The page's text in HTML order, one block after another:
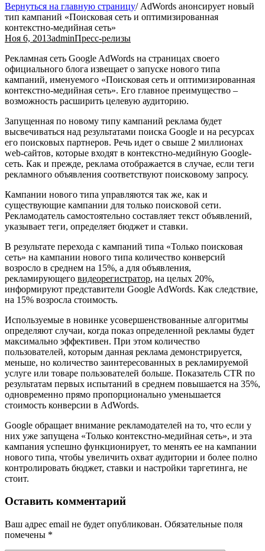
Вернуться на главную страницу/AdWords анонсирует новый
тип кампаний «Поисковая сеть и оптимизированная
контекстно-медийная сеть»
Ноя 6, 2013adminПресс-релизы
Рекламная сеть Google AdWords на страницах своего
официального блога извещает о запуске нового типа
кампаний, именуемого «Поисковая сеть и оптимизированная
контекстно-медийная сеть». Его главное преимущество –
возможность расширить целевую аудиторию.
Запущенная по новому типу кампаний реклама будет
высвечиваться над результатами поиска Google и на ресурсах
его поисковых партнеров. Речь идет о свыше 2 миллионах
web-сайтов, которые входят в контекстно-медийную Google-
сеть. Как и прежде, реклама отображается в случае, если теги
рекламного объявления соответствуют поисковому запросу.
Кампании нового типа управляются так же, как и
существующие кампании для только поисковой сети.
Рекламодатель самостоятельно составляет текст объявлений,
указывает теги, определяет бюджет и ставки.
В результате перехода с кампаний типа «Только поисковая
сеть» на кампании нового типа количество конверсий
возросло в среднем на 15%, а для объявления,
рекламирующего видеорегистратор, на целых 20%,
информируют представители Google AdWords. Как следствие,
на 15% возросла стоимость.
Используемые в новинке усовершенствованные алгоритмы
определяют случаи, когда показ определенной рекламы будет
максимально эффективен. При этом количество
пользователей, которым данная реклама демонстрируется,
меньше, но количество заинтересованных в рекламируемой
услуге или товаре пользователей больше. Показатель CTR по
результатам первых испытаний в среднем повышается на 35%,
одновременно прямо пропорционально уменьшается
стоимость конверсии в AdWords.
Google обращает внимание рекламодателей на то, что если у
них уже запущена «Только контекстно-медийная сеть», и эта
кампания успешно функционирует, то менять ее на кампании
нового типа, чтобы увеличить охват аудитории и более полно
контролировать бюджет, ставки и настройки таргетинга, не
стоит.
Оставить комментарий
Ваш адрес email не будет опубликован. Обязательные поля
помечены *